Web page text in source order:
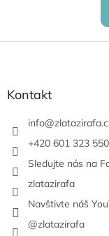
Z
Kontakt
info@
+420 601 323 550
Sledujte nás na
zlatazirafa
Navštivte náš
@zlatazirafa